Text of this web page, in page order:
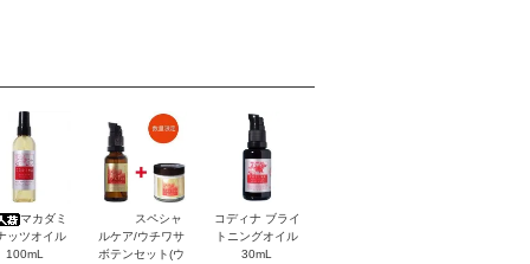
マカダミ
ッツオイル
100mL
スペシャ
ルケア/ウチワサ
ボテンセット(ウ
コディナ ブライ
トニングオイル
30mL